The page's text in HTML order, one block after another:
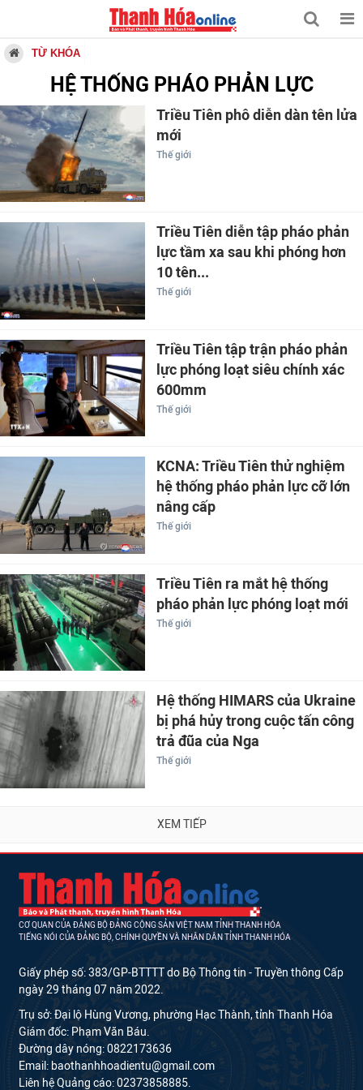
TỪ KHÓA
HỆ THỐNG PHÁO PHẢN LỰC
Triều Tiên phô diễn dàn tên lửa
mới
Thế giới
Triều Tiên diễn tập pháo phản
lực tầm xa sau khi phóng hơn
10 tên...
Thế giới
Triều Tiên tập trận pháo phản
lực phóng loạt siêu chính xác
600mm
Thế giới
KCNA: Triều Tiên thử nghiệm
hệ thống pháo phản lực cỡ lớn
nâng cấp
Thế giới
Triều Tiên ra mắt hệ thống
pháo phản lực phóng loạt mới
Thế giới
Hệ thống HIMARS của Ukraine
bị phá hủy trong cuộc tấn công
trả đũa của Nga
Thế giới
XEM TIẾP
CƠ QUAN CỦA ĐẢNG BỘ ĐẢNG CỘNG SẢN VIỆT NAM TỈNH THANH HÓA
TIẾNG NÓI CỦA ĐẢNG BỘ, CHÍNH QUYỀN VÀ NHÂN DÂN TỈNH THANH HÓA
Giấy phép số: 383/GP-BTTTT do Bộ Thông tin - Truyền thông Cấp
ngày 29 tháng 07 năm 2022.
Trụ sở: Đại lộ Hùng Vương, phường Hạc Thành, tỉnh Thanh Hóa
Giám đốc: Phạm Văn Báu.
Đường dây nóng: 0822173636
Email: baothanhhoadientu@gmail.com
Liên hệ Quảng cáo: 02373858885.